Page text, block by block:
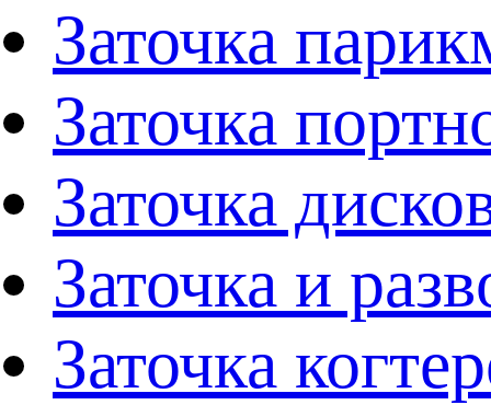
Заточка
Заточка
Заточка
Заточка и
Заточка